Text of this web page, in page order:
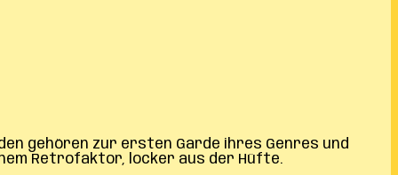
gehören zur ersten Garde ihres Genres und
Retrofaktor, locker aus der Hüfte.